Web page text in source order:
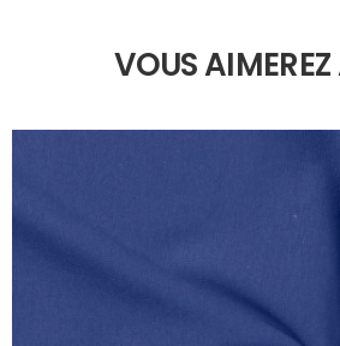
VOUS AIMEREZ